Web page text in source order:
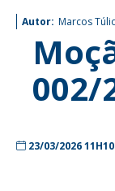
Autor: Marcos
002/
23/03/2026 11H10